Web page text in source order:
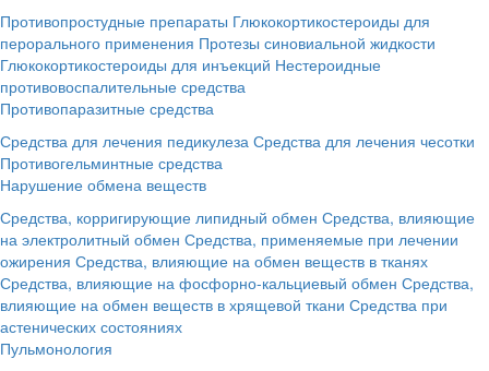
Противопростудные препараты Глюкокортикостероиды для
перорального применения Протезы синовиальной жидкости
Глюкокортикостероиды для инъекций Нестероидные
противовоспалительные средства
Противопаразитные средства
Средства для лечения педикулеза Средства для лечения чесотки
Противогельминтные средства
Нарушение обмена веществ
Средства, корригирующие липидный обмен Средства, влияющие
на электролитный обмен Средства, применяемые при лечении
ожирения Средства, влияющие на обмен веществ в тканях
Средства, влияющие на фосфорно-кальциевый обмен Средства,
влияющие на обмен веществ в хрящевой ткани Средства при
астенических состояниях
Пульмонология